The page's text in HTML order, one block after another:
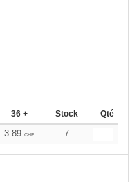
36 + Stock Qté
3.89 CHF 7